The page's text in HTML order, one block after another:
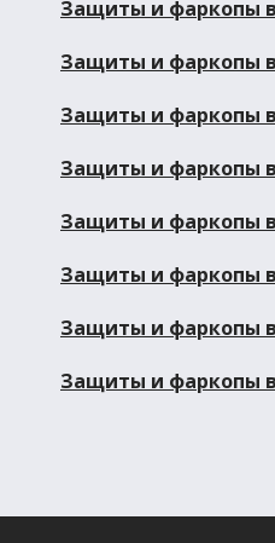
Защиты и фаркопы
Защиты и фаркопы
Защиты и фаркопы
Защиты и фаркопы
Защиты и фаркопы
Защиты и фаркопы
Защиты и фаркопы
Защиты и фаркопы